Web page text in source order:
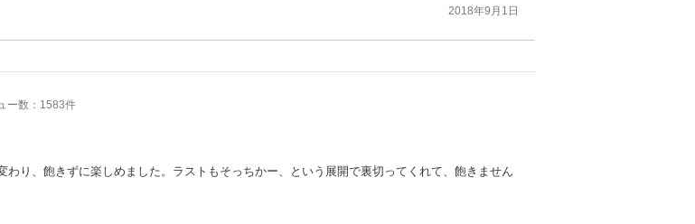
2018年9月1日
ー数：1583件
わり、飽きずに楽しめました。ラストもそっちかー、という展開で裏切ってくれて、飽きません